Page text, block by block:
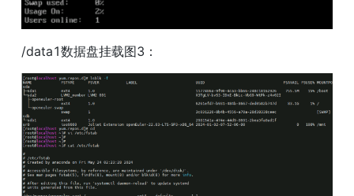
/data1数据盘挂载图3：